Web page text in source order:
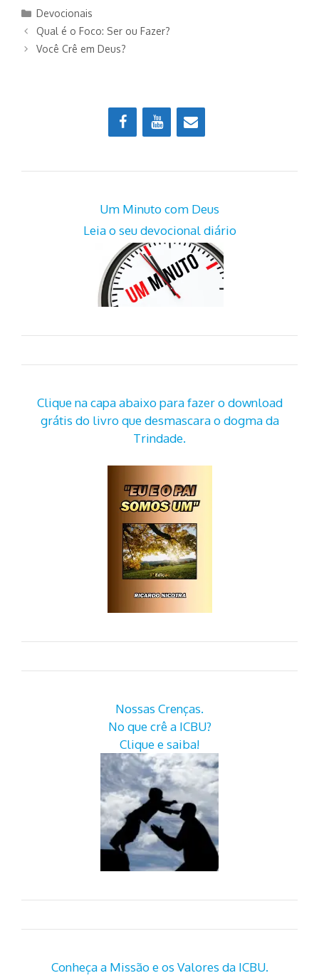
Categorias
Devocionais
Qual é o Foco: Ser ou Fazer?
Você Crê em Deus?
Um Minuto com Deus
Leia o seu devocional diário
Clique na capa abaixo para fazer o download
grátis do livro que desmascara o dogma da
Trindade.
Nossas Crenças.
No que crê a ICBU?
Clique e saiba!
Conheça a Missão e os Valores da ICBU.